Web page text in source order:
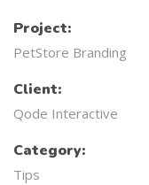
Project:
PetStore Branding
Client:
Qode Interactive
Category:
Tips